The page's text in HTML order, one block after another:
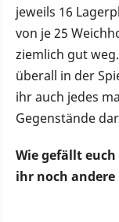
jeweils 16
von je 25
ziemlich gut
überall in der
ihr auch jedes
Gegenstände
Wie gefällt
ihr noch andere